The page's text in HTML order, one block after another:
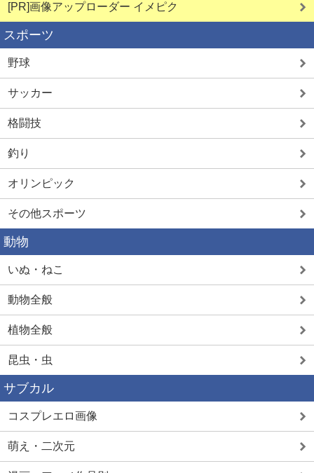
[PR]画像アップローダー イメピク
スポーツ
野球
サッカー
格闘技
釣り
オリンピック
その他スポーツ
動物
いぬ・ねこ
動物全般
植物全般
昆虫・虫
サブカル
コスプレエロ画像
萌え・二次元